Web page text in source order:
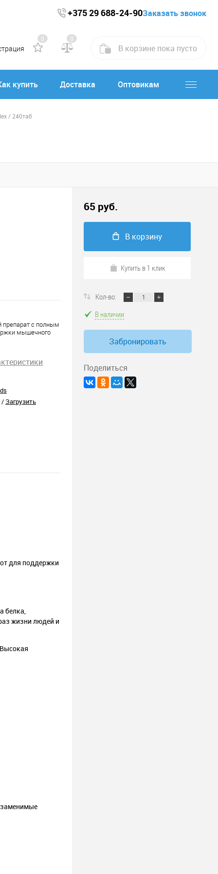
+375 29 688-24-90Заказать звонок
0 0
В корзине пока пусто
купить Доставка Оптовикам
/ 240таб
с полным
мышечного
/ Загрузить
для поддержки
белка,
жизни людей и
заменимые
65 руб.
В корзину
Купить в 1 клик
Кол-во:
В наличии
Забронировать
Поделиться